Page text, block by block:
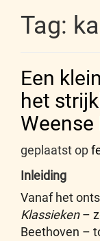
Tag:
Een
het
Weense
geplaatst op
Inleiding
Vanaf het
Klassieken–
Beethoven –